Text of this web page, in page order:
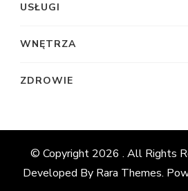
USŁUGI
WNĘTRZA
ZDROWIE
© Copyright 2026 . All Rights
Developed By Rara Themes.